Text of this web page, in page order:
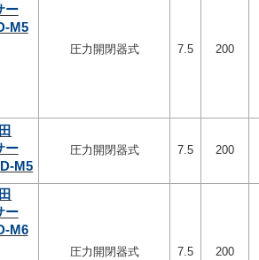
ー
M5
圧力開閉器式 7.5 200
ー
M5
圧力開閉器式 7.5 200
ー
M6
圧力開閉器式 7.5 200